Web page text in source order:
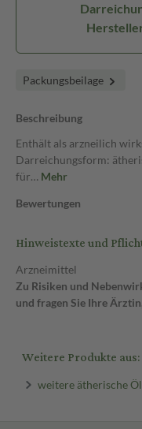
Packungsbeilage
Beschreibung
Enthält als arzneilich
Darreichungsform:
für… Mehr
Bewertungen
Hinweistexte und
Arzneimittel
Zu Risiken und
und fragen Sie Ihre
Weitere Produkte aus:
weitere ätherische